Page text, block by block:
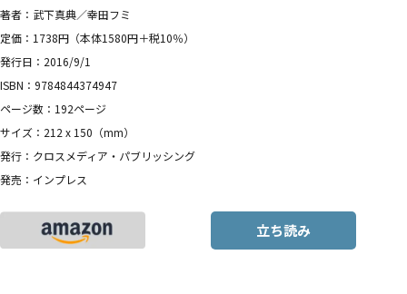
著者：武下真典／幸田フミ
定価：1738円（本体1580円＋税10％）
発行日：2016/9/1
ISBN：9784844374947
ページ数：192ページ
サイズ：212 x 150（mm）
発行：クロスメディア・パブリッシング
発売：インプレス
立ち読み